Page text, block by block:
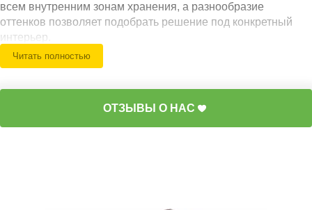
всем внутренним зонам хранения, а разнообразие
оттенков позволяет подобрать решение под конкретный
интерьер.
Наши специалисты учитывают размеры помещения,
частью общей композиции, а не отдельным предметом
интерьера.
Читать полностью
ОТЗЫВЫ О НАС